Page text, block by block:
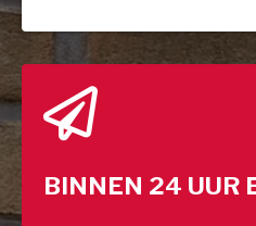
BINNEN 24 UUR